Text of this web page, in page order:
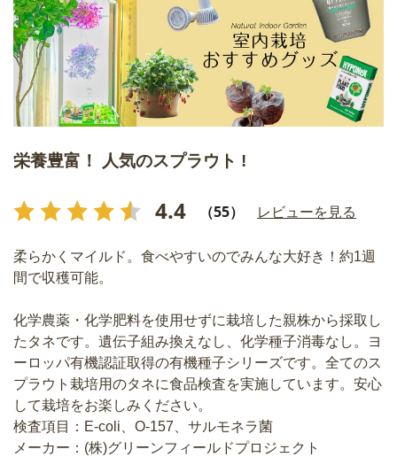
栄養豊富！ 人気のスプラウト !
4.4 （55） レビューを見る
柔らかくマイルド。食べやすいのでみんな大好き！約1週
間で収穫可能。
化学農薬・化学肥料を使用せずに栽培した親株から採取し
たタネです。遺伝子組み換えなし、化学種子消毒なし。ヨ
ーロッパ有機認証取得の有機種子シリーズです。全てのス
プラウト栽培用のタネに食品検査を実施しています。安心
して栽培をお楽しみください。
検査項目：E-coli、O-157、サルモネラ菌
メーカー：(株)グリーンフィールドプロジェクト